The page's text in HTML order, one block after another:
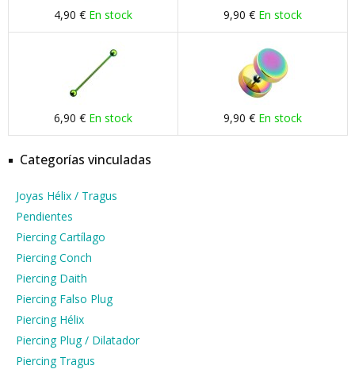
4,90 € En stock 9,90 € En stock
6,90 € En stock 9,90 € En stock
Categorías vinculadas
Joyas Hélix / Tragus
Pendientes
Piercing Cartílago
Piercing Conch
Piercing Daith
Piercing Falso Plug
Piercing Hélix
Piercing Plug / Dilatador
Piercing Tragus